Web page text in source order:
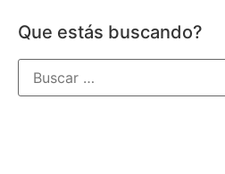
Que estás buscando?